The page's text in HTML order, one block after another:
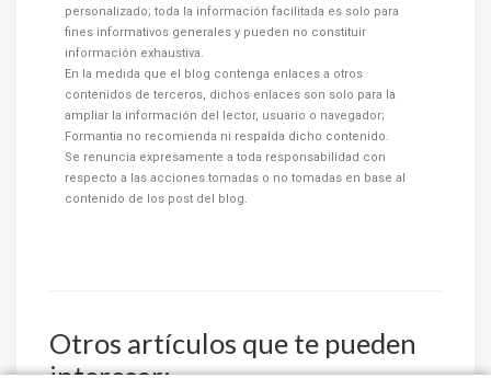
personalizado; toda la información facilitada es solo para
fines informativos generales y pueden no constituir
información exhaustiva.
En la medida que el blog contenga enlaces a otros
contenidos de terceros, dichos enlaces son solo para la
ampliar la información del lector, usuario o navegador;
Formantia no recomienda ni respalda dicho contenido.
Se renuncia expresamente a toda responsabilidad con
respecto a las acciones tomadas o no tomadas en base al
contenido de los post del blog.
Otros artículos que te pueden